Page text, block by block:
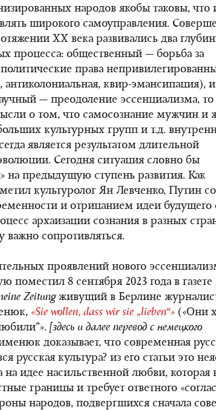
народов якобы таковы, что
широкого самоуправления.
ХХ века развивались два
процесса: общественный — борьба за
права
антиколониальная, квир-эмансипация), и
— преодоление эссенциализма, то
о том, что самосознание мужчин и
культурных групп и т.д.
является результатом длительной
Сегодня ситуация словно бы
на предыдущую ступень развития. Как
культуролог Ян Левченко, Путин
и отрицанием идеи будущего
архаизации сознания в разных
важно сопротивляться.
проявлений нового
поместил 8 сентября 2023 года в газете
Zeitungживущий в Берлине
«Sie wollen, dass wir sie „lieben“» («Они
[здесь и далее перевод с немецкого
доказывает, что современная
русская культура? из его статьи это
на идее насильственной любви, которая
границы и требует ответного
народов, подвергшихся сначала